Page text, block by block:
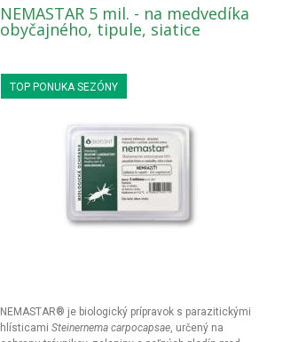
NEMASTAR 5 mil. - na medvedíka
obyčajného, tipule, siatice
TOP PONUKA SEZÓNY
NEMASTAR® je biologický prípravok s parazitickými
hlísticamiSteinernema carpocapsae, určený na